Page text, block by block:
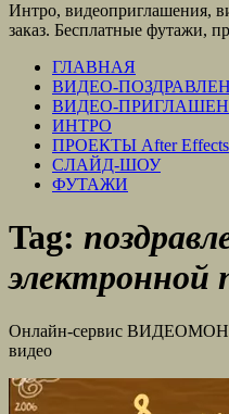
Интро, видеоприглашения,
заказ. Бесплатные футажи,
ГЛАВНАЯ
ВИДЕО-
ВИДЕО-
ИНТРО
ПРОЕКТЫ After Effects
СЛАЙД-ШОУ
ФУТАЖИ
Tag:
электронной
Онлайн-сервис
видео